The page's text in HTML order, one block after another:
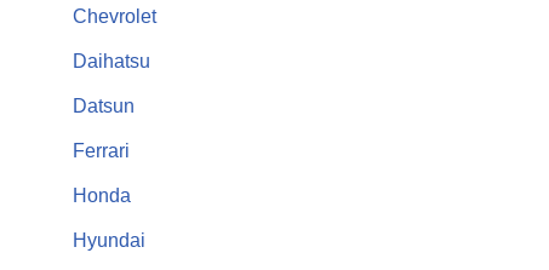
Chevrolet
Daihatsu
Datsun
Ferrari
Honda
Hyundai